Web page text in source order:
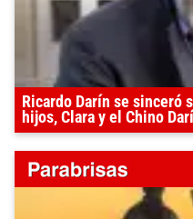
Ricardo Darín se sinceró
hijos, Clara y el Chino